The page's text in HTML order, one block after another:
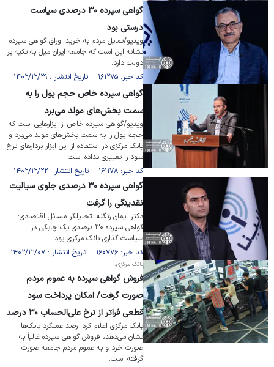
گواهی سپرده ۳۰ درصدی سیاست
درستی بود
ویدیو/تمایل مردم به خرید اوراق گواهی سپرده
نشانه این است که جامعه ایران میل به تکیه بر
دولت دارد.
کد خبر: ۱۶۱۲۷۵ تاریخ انتشار : ۱۴۰۲/۱۲/۲۹
گواهی سپرده خاص حجم پول را به
سمت بخش‌های مولد می‌برد
ویدیو/گواهی سپرده خاص از ابزارهایی است که
حجم پول را به سمت بخش‌های مولد می‌برد و
بانک مرکزی در استفاده از این ابزار بردارهای نرخ
سود را تغییری نداده است.
کد خبر: ۱۶۱۱۷۸ تاریخ انتشار : ۱۴۰۲/۱۲/۲۲
گواهی سپرده ۳۰ درصدی جلوی سیالیت
نقدینگی را گرفت
دکتر ایمان زنگنه، تحلیلگر مسائل اقتصادی:
گواهی سپرده ۳۰ درصدی یک چابکی در
سیاست گذاری بانک مرکزی بود.
کد خبر: ۱۶۰۷۷۶ تاریخ انتشار : ۱۴۰۲/۱۲/۰۷
بانک مرکزی:
فروش گواهی سپرده به عموم مردم
صورت گرفت/ امکان پرداخت سود
قطعی فراتر از نرخ علی‌الحساب ۳۰ درصد
بانک مرکزی اعلام کرد: رصد عملکرد بانک‌ها
نشان می‌دهد، فروش گواهی سپرده غالباً به
صورت خرد و به عموم مردم جامعه صورت
گرفته است.